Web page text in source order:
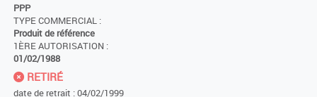
PPP
TYPE COMMERCIAL :
Produit de référence
1ÈRE AUTORISATION :
01/02/1988
RETIRÉ
date de retrait : 04/02/1999